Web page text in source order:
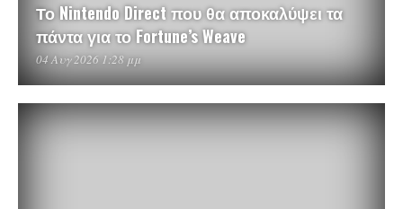
Το Nintendo Direct που θα αποκαλύψει τα
πάντα για το Fortune’s Weave
04 Αυγ 2026 1:28 μμ